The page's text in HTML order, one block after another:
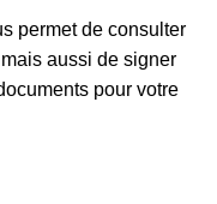
permet de consulter
aussi de signer
pour votre